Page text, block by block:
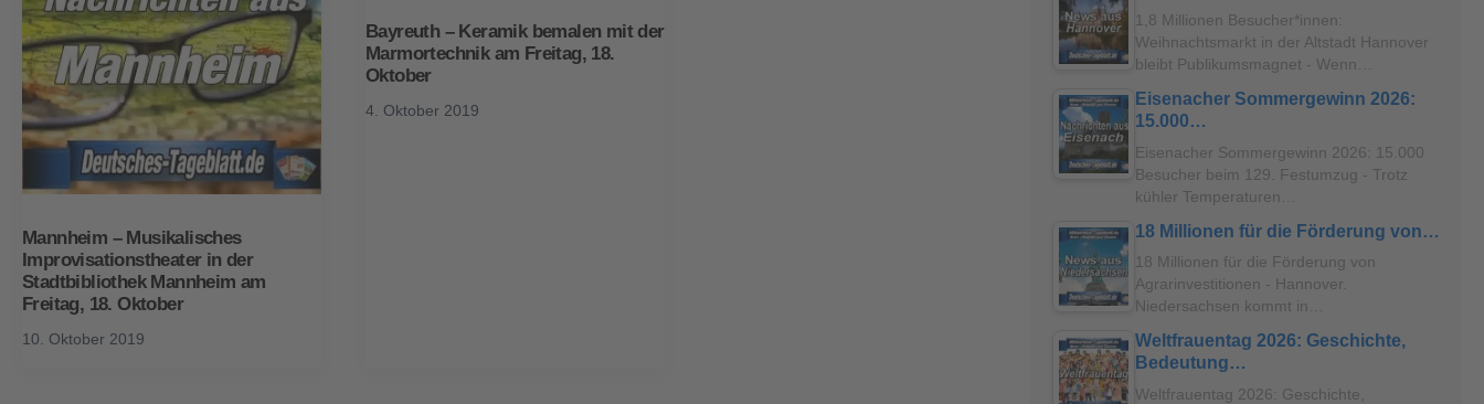
Mannheim – Musikalisches
Improvisationstheater in der
Stadtbibliothek Mannheim am
Freitag, 18. Oktober
10. Oktober 2019
Bayreuth – Keramik bemalen mit der
Marmortechnik am Freitag, 18.
Oktober
4. Oktober 2019
1,8 Millionen Besucher*innen:
Weihnachtsmarkt in der Altstadt Hannover
bleibt Publikumsmagnet - Wenn…
Eisenacher Sommergewinn 2026:
15.000…
Eisenacher Sommergewinn 2026: 15.000
Besucher beim 129. Festumzug - Trotz
kühler Temperaturen…
18 Millionen für die Förderung von…
18 Millionen für die Förderung von
Agrarinvestitionen - Hannover.
Niedersachsen kommt in…
Weltfrauentag 2026: Geschichte,
Bedeutung…
Weltfrauentag 2026: Geschichte,